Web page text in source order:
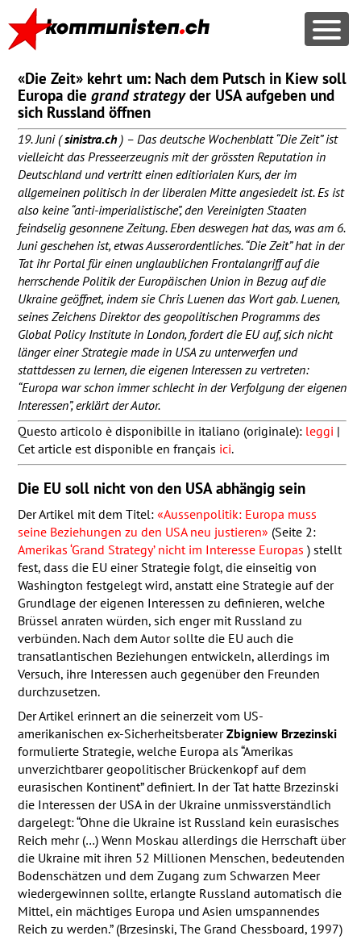
«Die Zeit» kehrt um: Nach dem Putsch in Kiew soll
Europa die grand strategyder USAaufgeben und
sich Russland öffnen
19. Juni (sinistra.ch) – Das deutsche Wochenblatt “Die Zeit” ist
vielleicht das Presseerzeugnis mit der grössten Reputation in
Deutschland und vertritt einen editiorialen Kurs, der im
allgemeinen politisch in der liberalen Mitte angesiedelt ist. Es ist
also keine “anti-imperialistische”, den Vereinigten Staaten
feindselig gesonnene Zeitung. Eben deswegen hat das, was am 6.
Juni geschehen ist, etwas Ausserordentliches. “Die Zeit” hat in der
Tat ihr Portal für einen unglaublichen Frontalangriff auf die
herrschende Politik der Europäischen Union in Bezug auf die
Ukraine geöffnet, indem sie Chris Luenen das Wort gab. Luenen,
seines Zeichens Direktor des geopolitischen Programms des
Global Policy Institute in London, fordert die EU auf, sich nicht
länger einer Strategie made in USAzu unterwerfen und
stattdessen zu lernen, die eigenen Interessen zu vertreten:
“Europa war schon immer schlecht in der Verfolgung der eigenen
Interessen”, erklärt der Autor.
Questo articolo è disponibille in italiano (originale): leggi |
Cet article est disponible en français ici.
Die EU soll nicht von den USAabhängig sein
Der Artikel mit dem Titel: «Aussenpolitik: Europa muss
seine Beziehungen zu den USAneu justieren» (Seite 2:
Amerikas ‘Grand Strategy’ nicht im Interesse Europas ) stellt
fest, dass die EU einer Strategie folgt, die einseitig von
Washington festgelegt wird, anstatt eine Strategie auf der
Grundlage der eigenen Interessen zu definieren, welche
Brüssel anraten würden, sich enger mit Russland zu
verbünden. Nach dem Autor sollte die EU auch die
transatlantischen Beziehungen entwickeln, allerdings im
Versuch, ihre Interessen auch gegenüber den Freunden
durchzusetzen.
Der Artikel erinnert an die seinerzeit vom US-
amerikanischen ex-SicherheitsberaterZbigniew Brzezinski
formulierte Strategie, welche Europa als “Amerikas
unverzichtbarer geopolitischer Brückenkopf auf dem
eurasischen Kontinent” definiert. In der Tat hatte Brzezinski
die Interessen der USAin der Ukraine unmissverständlich
dargelegt: “Ohne die Ukraine ist Russland kein eurasisches
Reich mehr (…) Wenn Moskau allerdings die Herrschaft über
die Ukraine mit ihren 52 Millionen Menschen, bedeutenden
Bodenschätzen und dem Zugang zum Schwarzen Meer
wiedergewinnen sollte, erlangte Russland automatisch die
Mittel, ein mächtiges Europa und Asien umspannendes
Reich zu werden.” (Brzesinski, The Grand Chessboard, 1997)